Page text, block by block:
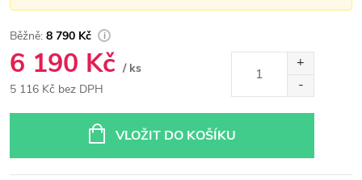
8 790 Kč
6 190 Kč / ks
5 116 Kč bez DPH
VLOŽIT DO KOŠÍKU